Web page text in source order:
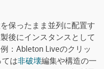
保ったまま並列に配置す
後にインスタンスとして
：Ableton Liveのクリッ
ては非破壊編集や構造の一